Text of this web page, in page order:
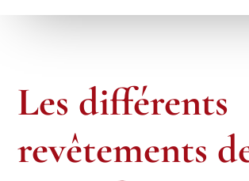
Les différents
revêtements